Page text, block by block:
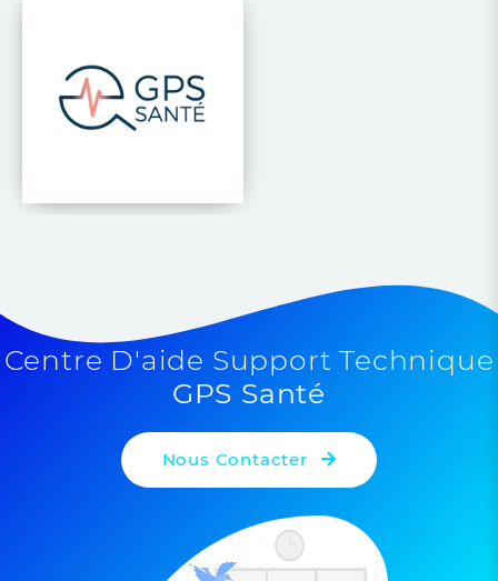
Centre D'aide Support Technique
GPS Santé
Nous Contacter